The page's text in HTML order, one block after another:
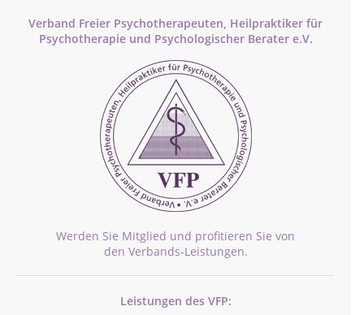
Verband Freier Psychotherapeuten, Heilpraktiker für
Psychotherapie und Psychologischer Berater e.V.
Werden Sie Mitglied und profitieren Sie von
den Verbands-Leistungen.
Leistungen des VFP: